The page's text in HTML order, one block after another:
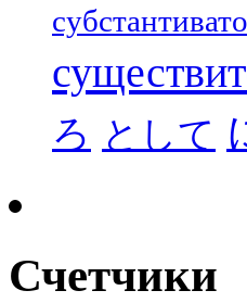
ろ として
Счетчики